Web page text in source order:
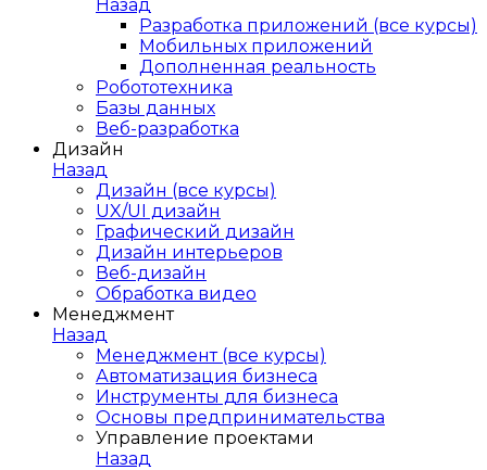
Назад
Разработка приложений (все курсы)
Мобильных приложений
Дополненная реальность
Робототехника
Базы данных
Веб-разработка
Дизайн
Назад
Дизайн (все курсы)
UX/UI дизайн
Графический дизайн
Дизайн интерьеров
Веб-дизайн
Обработка видео
Менеджмент
Назад
Менеджмент (все курсы)
Автоматизация бизнеса
Инструменты для бизнеса
Основы предпринимательства
Управление проектами
Назад